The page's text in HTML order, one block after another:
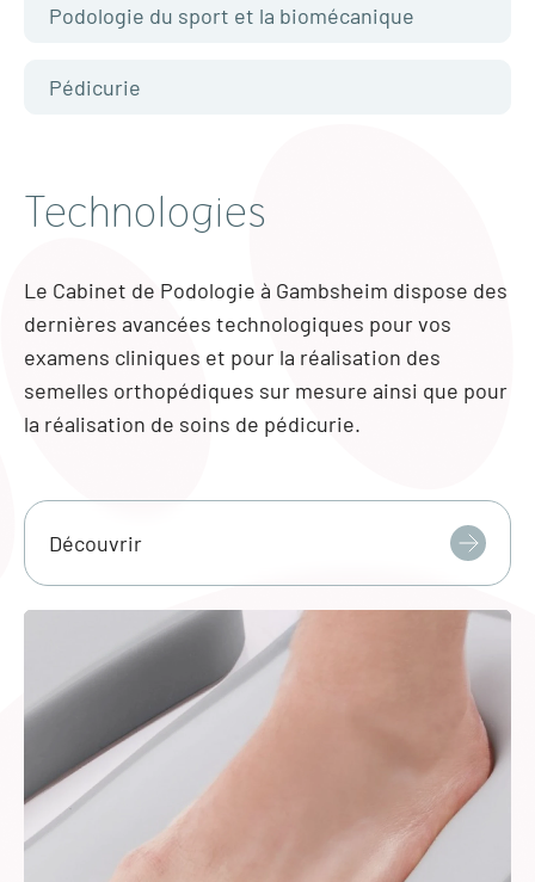
Podologie du sport et la biomécanique
Pédicurie
Technologies
Le Cabinet de Podologie à Gambsheim dispose des
dernières avancées technologiques pour vos
examens cliniques et pour la réalisation des
semelles orthopédiques sur mesure ainsi que pour
la réalisation de soins de pédicurie.
Découvrir